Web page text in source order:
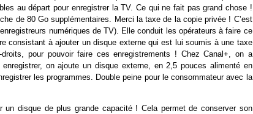
au départ pour enregistrer la TV. Ce qui ne fait pas grand chose !
de 80 Go supplémentaires. Merci la taxe de la copie privée ! C’est
numériques de TV). Elle conduit les opérateurs à faire ce
consistant à ajouter un disque externe qui est lui soumis à une taxe
pour pouvoir faire ces enregistrements ! Chez Canal+, on a
on ajoute un disque externe, en 2,5 pouces alimenté en
les programmes. Double peine pour le consommateur avec la
un disque de plus grande capacité ! Cela permet de conserver son